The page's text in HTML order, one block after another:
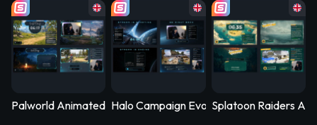
Palworld Animated Stream Overlay – PalSync
Halo Campaign Evolved Animated
Splatoon Raiders